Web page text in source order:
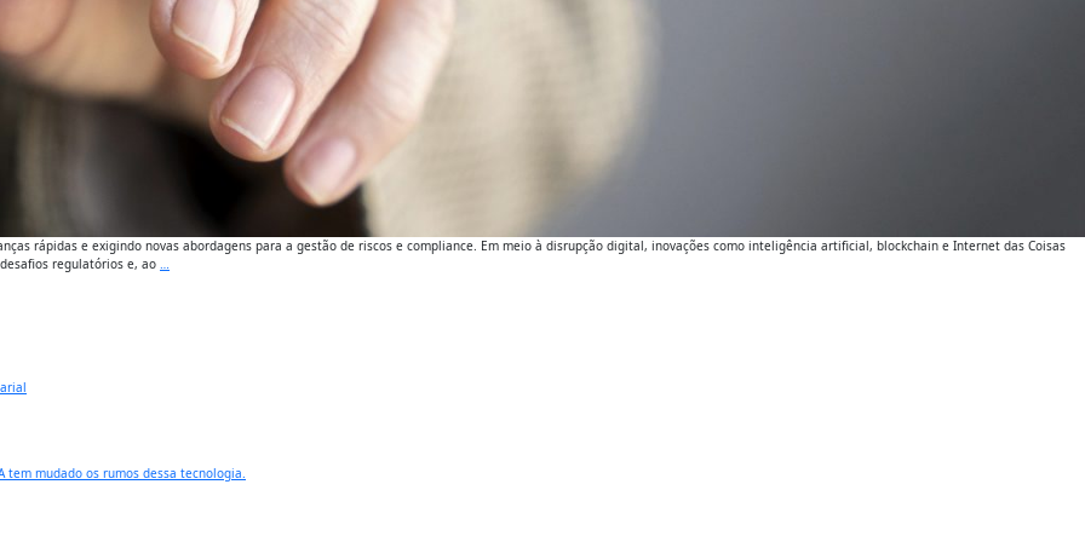
rápidas e exigindo novas abordagens para a gestão de riscos e compliance. Em meio à disrupção digital, inovações como inteligência artificial, blockchain e Internet das Coisas
regulatórios e, ao …
tem mudado os rumos dessa tecnologia.